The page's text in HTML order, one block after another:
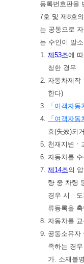
등록번호판을
7호 및 제8호
는 공동으로
는 수인이 말
1. 제53조에
청한 경우
2. 자동차제작
한다)
3.
「여객자
4.
「여객자
효(失效)되
5. 천재지변ㆍ
6. 자동차를
7. 제14조의
량 중 차령
경우 시ㆍ
류등록을
8. 자동차를
9. 공동소유자
족하는 경우
가. 소재불